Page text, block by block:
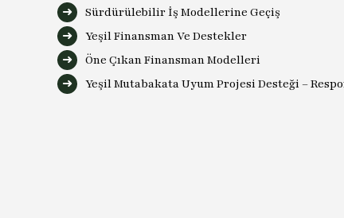
Sürdürülebilir İş Modellerine Geçiş
Yeşil Finansman Ve Destekler
Öne Çıkan Finansman Modelleri
Yeşil Mutabakata Uyum Projesi Desteği –